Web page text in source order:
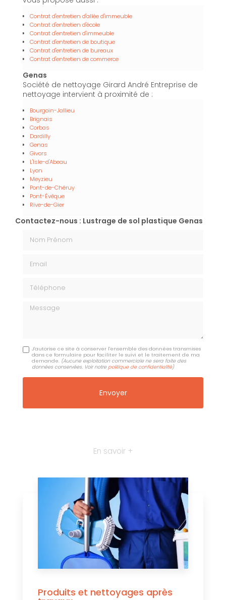
Contrat d'entretien d'allée d'immeuble
Contrat d'entretien d'école
Contrat d'entretien d'immeuble
Contrat d'entretien de boutique
Contrat d'entretien de bureaux
Contrat d'entretien de commerce
Genas
Société de nettoyage Girard André Entreprise de
nettoyage intervient à proximité de :
Bourgoin-Jallieu
Brignais
Corbas
Dardilly
Genas
Givors
L'Isle-d'Abeau
Lyon
Meyzieu
Pont-de-Chéruy
Pont-Évêque
Rive-de-Gier
Contactez-nous : Lustrage de sol plastique Genas
Message
J'autorise ce site à conserver l'ensemble des données transmises
dans ce formulaire pour faciliter le suivi et le traitement de ma
demande. (Aucune exploitation commerciale ne sera faite des
données conservées. Voir notre politique de confidentialité)
En savoir +
Produits et nettoyages après